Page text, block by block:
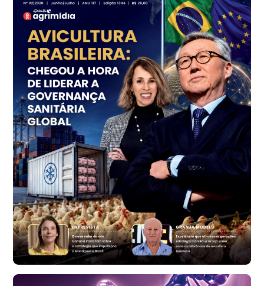
cx
Grande São Paulo (SP)
R$ 153,38
cx
Ovo Vermelho - Regional
Vermelho
R$ 156,33
cx
Ovo Branco - Regional
Bastos (SP)
R$ 134,40
cx
Ovo Vermelho - Regional
Bastos (SP)
R$ 146,71
cx
Frango - Indicador